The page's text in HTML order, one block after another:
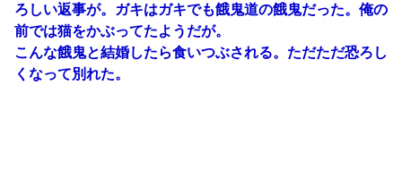
ろしい返事が。ガキはガキでも餓鬼道の餓鬼だった。俺の
前では猫をかぶってたようだが。
こんな餓鬼と結婚したら食いつぶされる。ただただ恐ろし
くなって別れた。